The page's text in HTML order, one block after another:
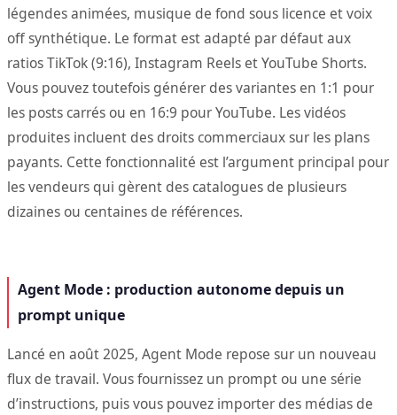
légendes animées, musique de fond sous licence et voix
off synthétique. Le format est adapté par défaut aux
ratios TikTok (9:16), Instagram Reels et YouTube Shorts.
Vous pouvez toutefois générer des variantes en 1:1 pour
les posts carrés ou en 16:9 pour YouTube. Les vidéos
produites incluent des droits commerciaux sur les plans
payants. Cette fonctionnalité est l’argument principal pour
les vendeurs qui gèrent des catalogues de plusieurs
dizaines ou centaines de références.
Agent Mode : production autonome depuis un
prompt unique
Lancé en août 2025, Agent Mode repose sur un nouveau
flux de travail. Vous fournissez un prompt ou une série
d’instructions, puis vous pouvez importer des médias de